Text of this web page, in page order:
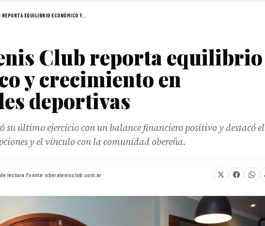
EQUILIBRIO ECONÓMICO Y...
Club reporta equilibrio
y crecimiento en
deportivas
su último ejercicio con un balance financiero positivo y destacó el
y el vínculo con la comunidad obereña.
lectura ·Fuente:oberatenisclub.com.ar